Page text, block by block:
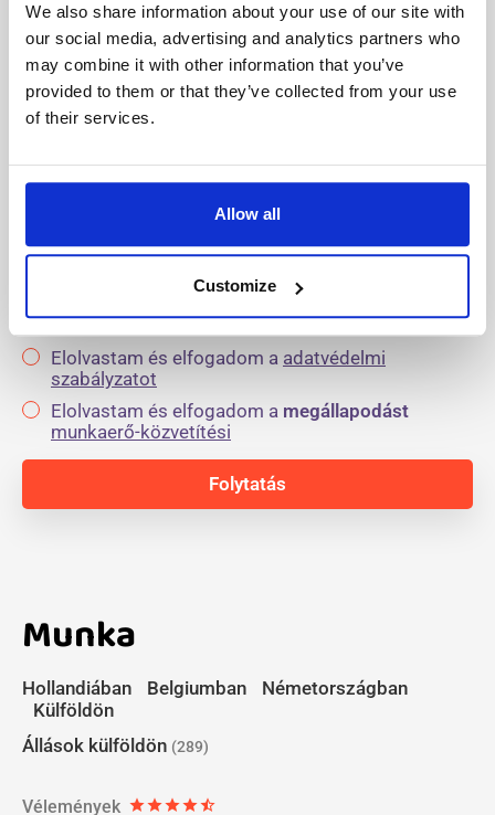
We also share information about your use of our site with
our social media, advertising and analytics partners who
may combine it with other information that you’ve
provided to them or that they’ve collected from your use
of their services.
Allow all
Customize
Kezdje a profiljának létrehozásával
Keresztnév
Elolvastam és elfogadom a adatvédelmi
szabályzatot
Elolvastam és elfogadom a megállapodást
munkaerő-közvetítési
Munka
Hollandiában Belgiumban
Németországban
Külföldön
Állások külföldön (289)
Vélemények starstarstarstarstar_half